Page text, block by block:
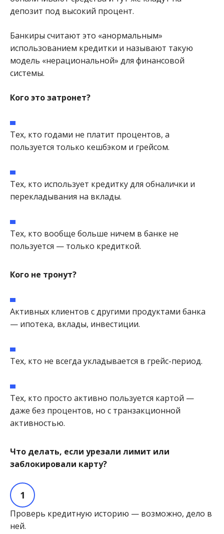
депозит под высокий процент.
Банкиры считают это «анормальным»
использованием кредитки и называют такую
модель «нерациональной» для финансовой
системы.
Кого это затронет?
Тех, кто годами не платит процентов, а
пользуется только кешбэком и грейсом.
Тех, кто использует кредитку для обналички и
перекладывания на вклады.
Тех, кто вообще больше ничем в банке не
пользуется — только кредиткой.
Кого не тронут?
Активных клиентов с другими продуктами банка
— ипотека, вклады, инвестиции.
Тех, кто не всегда укладывается в грейс-период.
Тех, кто просто активно пользуется картой —
даже без процентов, но с транзакционной
активностью.
Что делать, если урезали лимит или
заблокировали карту?
Проверь кредитную историю — возможно, дело в
ней.